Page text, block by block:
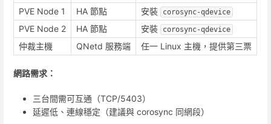
PVE Node 1
HA 節點 安裝 corosync-qdevice
PVE Node 2 HA 節點 安裝 corosync-qdevice
仲裁主機 QNetd 服務端 任一 Linux 主機，提供第三票
網路需求：
三台間需可互通（TCP/5403）
延遲低、連線穩定（建議與 corosync 同網段）